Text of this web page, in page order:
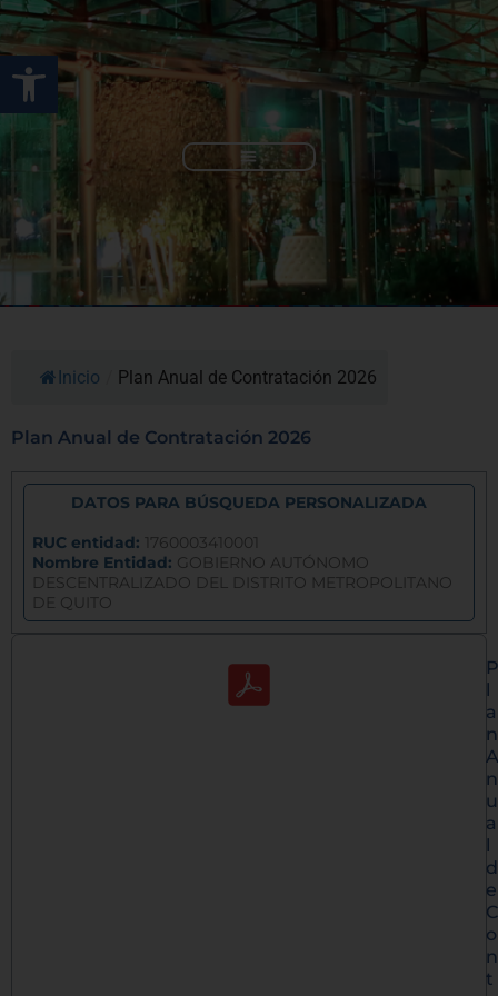
Abrir barra de
Ir
al
contenido
Inicio Plan Anual de Contratación 2026
Plan Anual de Contratación 2026
DATOS PARA BÚSQUEDA PERSONALIZADA
RUC entidad:
1760003410001
Nombre Entidad: GOBIERNO AUTÓNOMO
DESCENTRALIZADO DEL DISTRITO METROPOLITANO
DE QUITO
P
l
a
n
A
n
u
a
l
d
e
C
o
n
t